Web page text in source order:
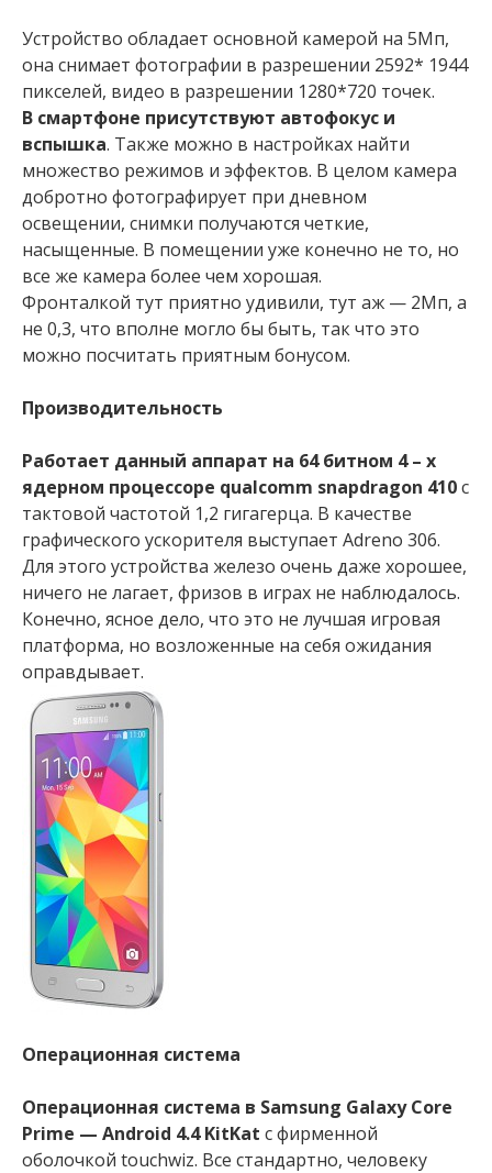
Устройство обладает основной камерой на 5Мп,
она снимает фотографии в разрешении 2592* 1944
пикселей, видео в разрешении 1280*720 точек.
В смартфоне присутствуют автофокус и
вспышка. Также можно в настройках найти
множество режимов и эффектов. В целом камера
добротно фотографирует при дневном
освещении, снимки получаются четкие,
насыщенные. В помещении уже конечно не то, но
все же камера более чем хорошая.
Фронталкой тут приятно удивили, тут аж — 2Мп, а
не 0,3, что вполне могло бы быть, так что это
можно посчитать приятным бонусом.
Производительность
Работает данный аппарат на 64 битном 4 – х
ядерном процессоре qualcomm snapdragon 410с
тактовой частотой 1,2 гигагерца. В качестве
графического ускорителя выступает Adreno 306.
Для этого устройства железо очень даже хорошее,
ничего не лагает, фризов в играх не наблюдалось.
Конечно, ясное дело, что это не лучшая игровая
платформа, но возложенные на себя ожидания
оправдывает.
Операционная система
Операционная система в Samsung Galaxy Core
Prime — Android 4.4 KitKat с фирменной
оболочкой touchwiz. Все стандартно, человеку